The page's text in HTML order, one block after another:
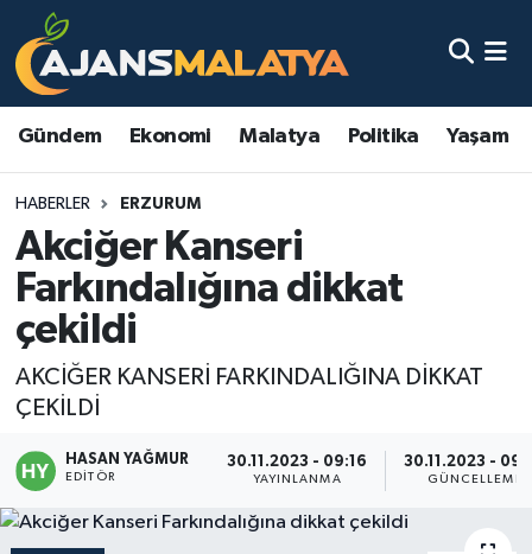
Gündem Ekonomi Malatya Politika Yaşam
HABERLER ERZURUM
Akciğer Kanseri
Farkındalığına dikkat
çekildi
AKCİĞER KANSERİ FARKINDALIĞINA DİKKAT
ÇEKİLDİ
HASAN YAĞMUR
EDITÖR
30.11.2023 - 09:16
YAYINLANMA
30.11.2023 -
GÜNCELLEME
Asayiş
Eğitim
Ekonomi
Gündem
Kadın
Kültür & Sanat
Magazin
Malatya Nöbetçi Eczaneler
Malatya Namaz Vakitleri
Malatya Trafik Yoğunluk Haritası
TFF 3.Lig 2.Grup Puan Durumu ve Fikstür
Tüm Manşetler
Son Dakika Haberleri
Haber Arşivi